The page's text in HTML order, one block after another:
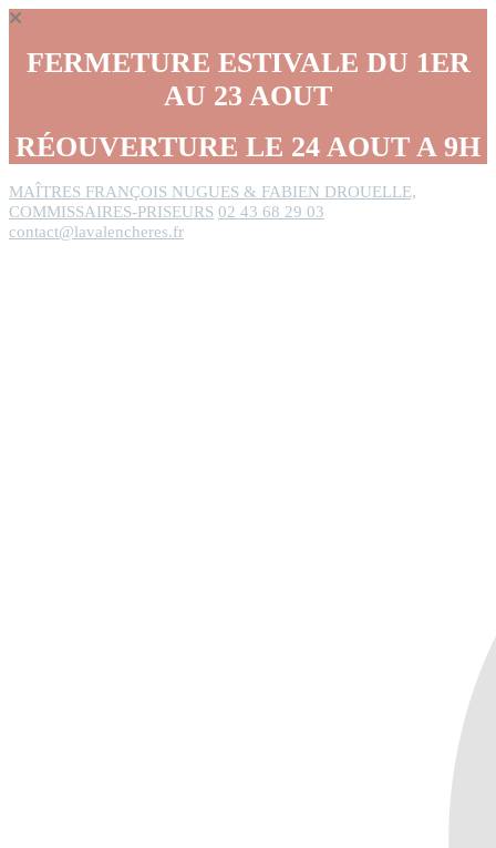
FERMETURE ESTIVALE DU 1ER
AU 23 AOUT
RÉOUVERTURE LE 24 AOUT A 9H
MAÎTRES FRANÇOIS NUGUES & FABIEN DROUELLE,
COMMISSAIRES-PRISEURS 02 43 68 29 03
contact@lavalencheres.fr
Panneau de gestion des cookies